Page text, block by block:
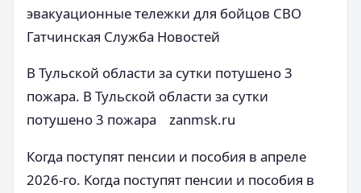
эвакуационные тележки для бойцов СВО
Гатчинская Служба Новостей
В Тульской области за сутки потушено 3
пожара. В Тульской области за сутки
потушено 3 пожара zanmsk.ru
Когда поступят пенсии и пособия в апреле
2026-го. Когда поступят пенсии и пособия в